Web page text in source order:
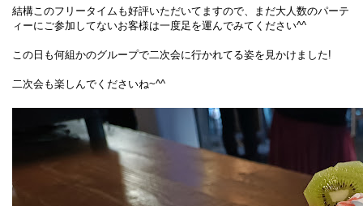
結構このフリータイムも好評いただいてますので、まだ大人数のパーテ
ィーにご参加してないお客様は一度足を運んでみてください^^
この日も何組かのグループで二次会に行かれてる姿を見かけました!
二次会も楽しんでくださいね~^^